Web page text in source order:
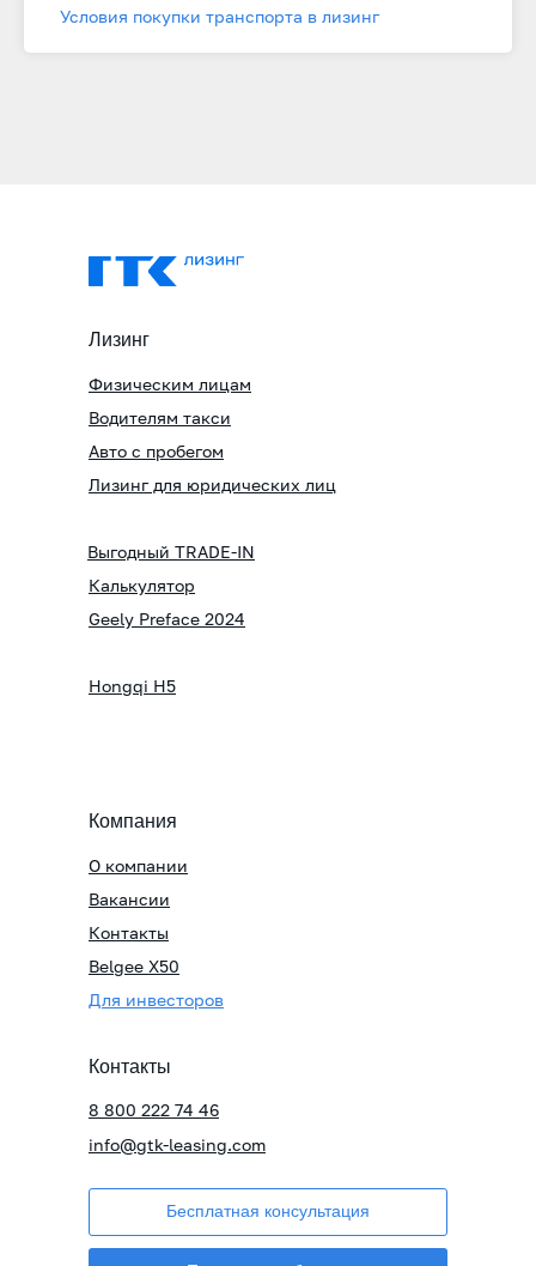
Условия покупки транспорта в лизинг
Компания
О компании
Вакансии
Контакты
Для инвесторов
Контакты
info@gtk-leasing.com
Бесплатная консультация
Лизинг
Водителям такси
Физическим лицам
Авто с пробегом
Belgee X50
Лизинг для юридических лиц
Калькулятор
Hongqi H5
8 800 222 74 46
Выгодный TRADE-IN
Geely Preface 2024